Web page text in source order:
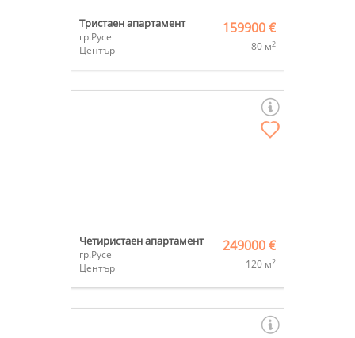
Тристаен апартамент
гр.Русе
Център
159900 €
80 м2
Четиристаен апартамент
гр.Русе
Център
249000 €
120 м2